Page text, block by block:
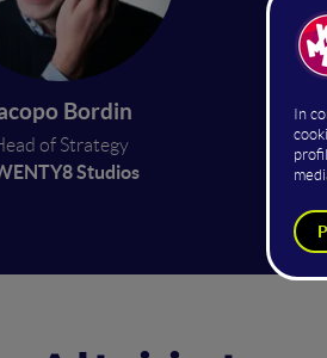
Bordin
of Strategy
Studios
Nel